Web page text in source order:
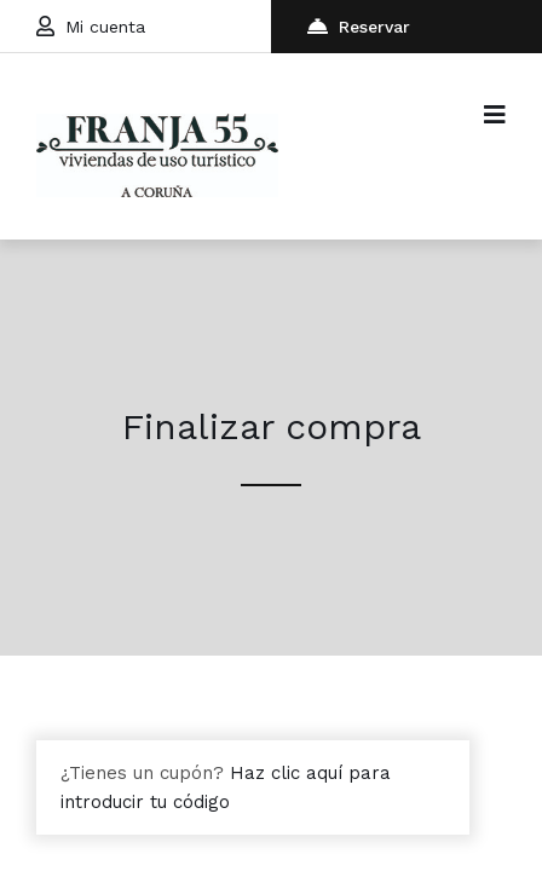
Mi cuenta Reservar
Finalizar compra
¿Tienes un cupón? Haz clic aquí para
introducir tu código